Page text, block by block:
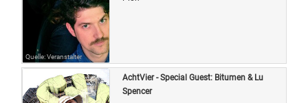
Quelle: Veranstalter
AchtVier - Special Guest: Bitumen & Lu
Spencer